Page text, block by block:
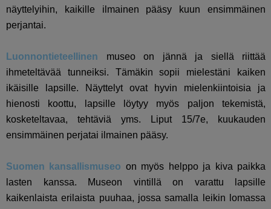
näyttelyihin, kaikille ilmainen pääsy kuun ensimmäinen
perjantai.
Luonnontieteellinen museo on jännä ja siellä riittää
ihmeteltävää tunneiksi. Tämäkin sopii mielestäni kaiken
ikäisille lapsille. Näyttelyt ovat hyvin mielenkiintoisia ja
hienosti koottu, lapsille löytyy myös paljon tekemistä,
kosketeltavaa, tehtäviä yms. Liput 15/7e, kuukauden
ensimmäinen perjatai ilmainen pääsy.
Suomen kansallismuseo on myös helppo ja kiva paikka
lasten kanssa. Museon vintillä on varattu lapsille
kaikenlaista erilaista puuhaa, jossa samalla leikin lomassa